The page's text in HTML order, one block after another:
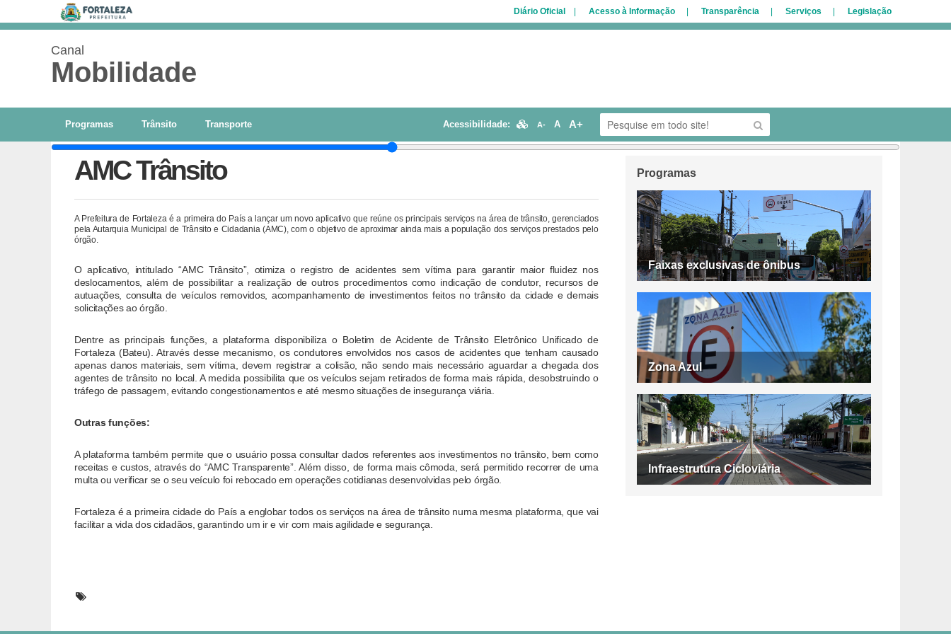
Diário Oficial Acesso à Informação Transparência Serviços Legislação
Canal
Mobilidade
Programas Trânsito Transporte Acessibilidade: A- A A+
AMC Trânsito
A Prefeitura de Fortaleza é a primeira do País a lançar um novo aplicativo que reúne os principais serviços na área de trânsito, gerenciados
pela Autarquia Municipal de Trânsito e Cidadania (AMC), com o objetivo de aproximar ainda mais a população dos serviços prestados pelo
órgão.
O aplicativo, intitulado “AMC Trânsito”, otimiza o registro de acidentes sem vítima para garantir maior fluidez nos
deslocamentos, além de possibilitar a realização de outros procedimentos como indicação de condutor, recursos de
autuações, consulta de veículos removidos, acompanhamento de investimentos feitos no trânsito da cidade e demais
solicitações ao órgão.
Dentre as principais funções, a plataforma disponibiliza o Boletim de Acidente de Trânsito Eletrônico Unificado de
Fortaleza (Bateu). Através desse mecanismo, os condutores envolvidos nos casos de acidentes que tenham causado
apenas danos materiais, sem vítima, devem registrar a colisão, não sendo mais necessário aguardar a chegada dos
agentes de trânsito no local. A medida possibilita que os veículos sejam retirados de forma mais rápida, desobstruindo o
tráfego de passagem, evitando congestionamentos e até mesmo situações de insegurança viária.
Outras funções:
A plataforma também permite que o usuário possa consultar dados referentes aos investimentos no trânsito, bem como
receitas e custos, através do “AMC Transparente”. Além disso, de forma mais cômoda, será permitido recorrer de uma
multa ou verificar se o seu veículo foi rebocado em operações cotidianas desenvolvidas pelo órgão.
Fortaleza é a primeira cidade do País a englobar todos os serviços na área de trânsito numa mesma plataforma, que vai
facilitar a vida dos cidadãos, garantindo um ir e vir com mais agilidade e segurança.
Programas
Faixas exclusivas de ônibus
Zona Azul
Infraestrutura Cicloviária